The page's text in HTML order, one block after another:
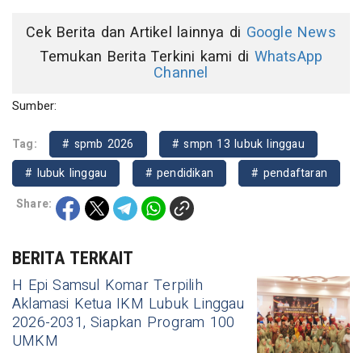
Cek Berita dan Artikel lainnya di Google News
Temukan Berita Terkini kami di WhatsApp
Channel
Sumber:
Tag: # spmb 2026
# smpn 13 lubuk linggau
# lubuk linggau
# pendidikan
# pendaftaran
Share:
BERITA TERKAIT
H Epi Samsul Komar Terpilih
Aklamasi Ketua IKM Lubuk Linggau
2026-2031, Siapkan Program 100
UMKM